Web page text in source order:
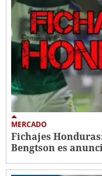
MERCADO
Fichajes
Bengtson es